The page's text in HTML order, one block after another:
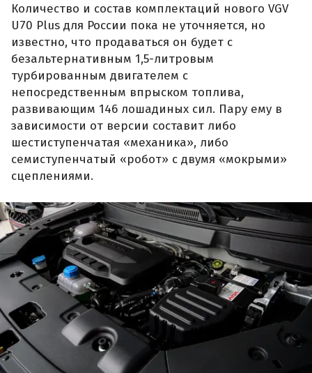
Количество и состав комплектаций нового VGV
U70 Plus для России пока не уточняется, но
известно, что продаваться он будет с
безальтернативным 1,5-литровым
турбированным двигателем с
непосредственным впрыском топлива,
развивающим 146 лошадиных сил. Пару ему в
зависимости от версии составит либо
шестиступенчатая «механика», либо
семиступенчатый «робот» с двумя «мокрыми»
сцеплениями.